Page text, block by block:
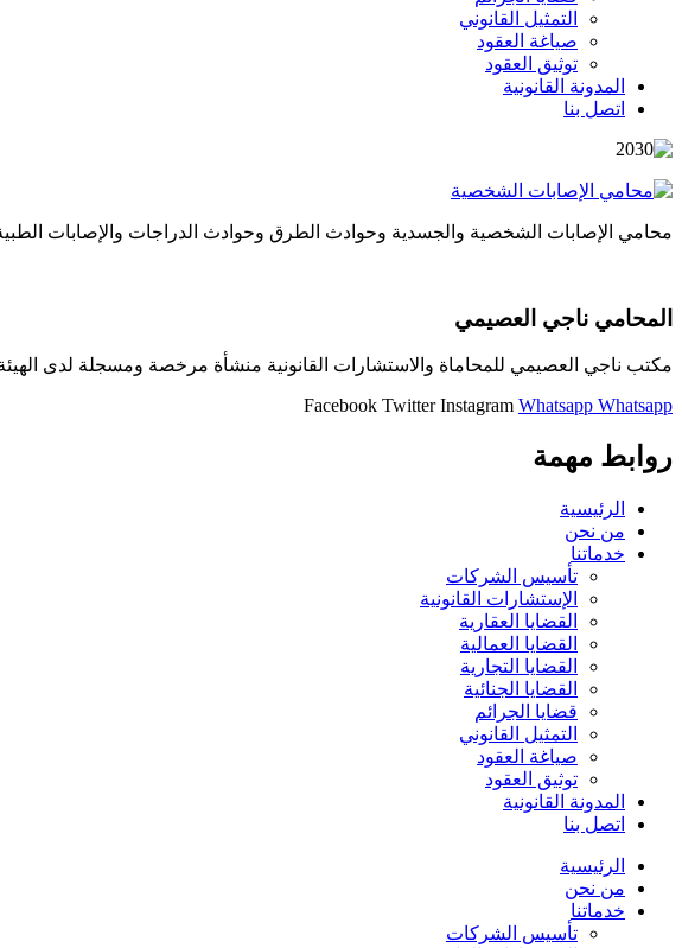
التمثيل القانوني
صياغة العقود
توثيق العقود
المدونة القانونية
اتصل بنا
محامي الإصابات الشخصية والجسدية وحوادث الطرق وحوادث الدراجات والإصابات
المحامي ناجي العصيمي
مكتب ناجي العصيمي للمحاماة والاستشارات القانونية منشأة مرخصة ومسجلة لدى
Facebook Twitter Instagram Whatsapp Whatsapp
روابط مهمة
الرئيسية
من نحن
خدماتنا
تأسيس الشركات
الإستشارات القانونية
القضايا العقارية
القضايا العمالية
القضايا التجارية
القضايا الجنائية
قضايا الجرائم
التمثيل القانوني
صياغة العقود
توثيق العقود
المدونة القانونية
اتصل بنا
الرئيسية
من نحن
خدماتنا
تأسيس الشركات